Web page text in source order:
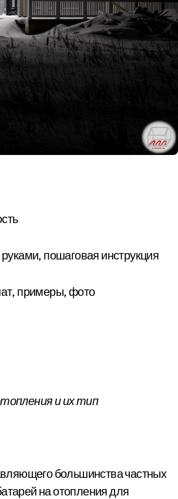
пошаговая инструкция
примеры, фото
и их тип
большинства частных
на отопления для